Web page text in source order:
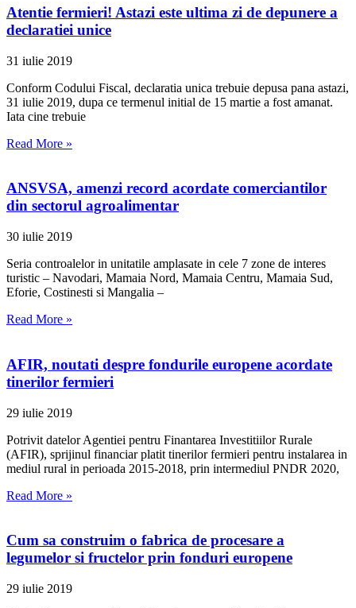
Atentie fermieri! Astazi este ultima zi de depunere a
declaratiei unice
31 iulie 2019
Conform Codului Fiscal, declaratia unica trebuie depusa pana astazi,
31 iulie 2019, dupa ce termenul initial de 15 martie a fost amanat.
Iata cine trebuie
Read More »
ANSVSA, amenzi record acordate comerciantilor
din sectorul agroalimentar
30 iulie 2019
Seria controalelor in unitatile amplasate in cele 7 zone de interes
turistic – Navodari, Mamaia Nord, Mamaia Centru, Mamaia Sud,
Eforie, Costinesti si Mangalia –
Read More »
AFIR, noutati despre fondurile europene acordate
tinerilor fermieri
29 iulie 2019
Potrivit datelor Agentiei pentru Finantarea Investitiilor Rurale
(AFIR), sprijinul financiar platit tinerilor fermieri pentru instalarea in
mediul rural in perioada 2015-2018, prin intermediul PNDR 2020,
Read More »
Cum sa construim o fabrica de procesare a
legumelor si fructelor prin fonduri europene
29 iulie 2019